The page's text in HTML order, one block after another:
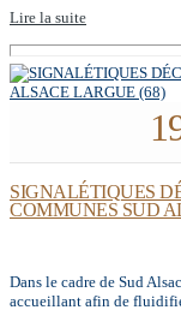
Lire la suite
SIGNALÉTIQUES
COMMUNES SUD
Dans le cadre de Sud
accueillant afin de